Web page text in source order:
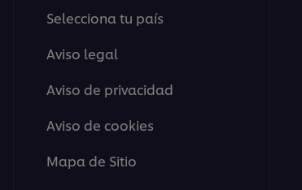
Selecciona tu país
Aviso legal
Aviso de privacidad
Aviso de cookies
Mapa de Sitio